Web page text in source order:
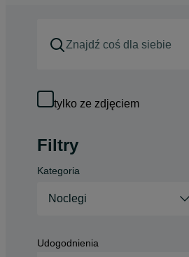
tylko ze zdjęciem
Filtry
Kategoria
Noclegi
Udogodnienia